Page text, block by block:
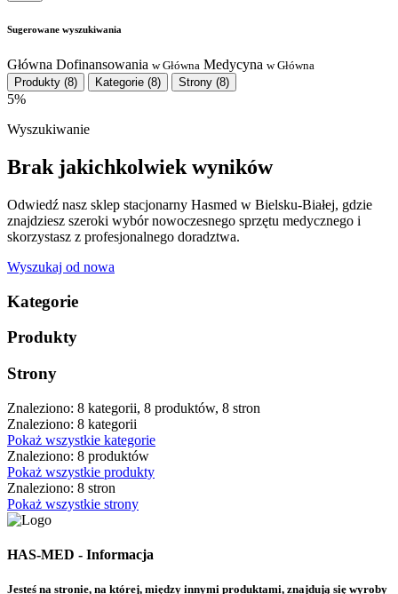
Sugerowane wyszukiwania
Główna Dofinansowania w Główna Medycyna w Główna
Produkty (8) Kategorie (8) Strony (8)
5%
Wyszukiwanie
Brak jakichkolwiek wyników
Odwiedź nasz sklep stacjonarny Hasmed w Bielsku-Białej, gdzie
znajdziesz szeroki wybór nowoczesnego sprzętu medycznego i
skorzystasz z profesjonalnego doradztwa.
Wyszukaj od nowa
Kategorie
Produkty
Strony
Znaleziono: 8 kategorii, 8 produktów, 8 stron
Znaleziono: 8 kategorii
Pokaż wszystkie kategorie
Znaleziono: 8 produktów
Pokaż wszystkie produkty
Znaleziono: 8 stron
Pokaż wszystkie strony
HAS-MED - Informacja
Jesteś na stronie, na której, między innymi produktami, znajdują się wyroby